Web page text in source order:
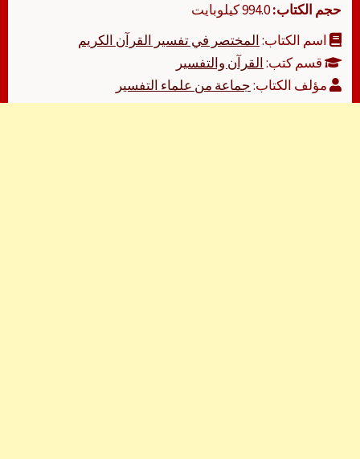
حجم الكتاب:994.0 كيلوبايت
اسم الكتاب:المختصر في تفسير القرآن الكريم
قسم كتب:القرآن والتفسير
مؤلف الكتاب:جماعة من علماء التفسير